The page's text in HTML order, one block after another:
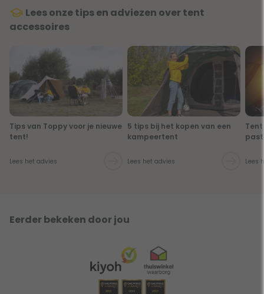
Lees onze tips en adviezen over tent
accessoires
Tips van Toppy voor je nieuwe
tent!
Lees het advies
5 tips bij het kopen van een
kampeertent
Lees het advies
past
Lees
Eerder bekeken door jou